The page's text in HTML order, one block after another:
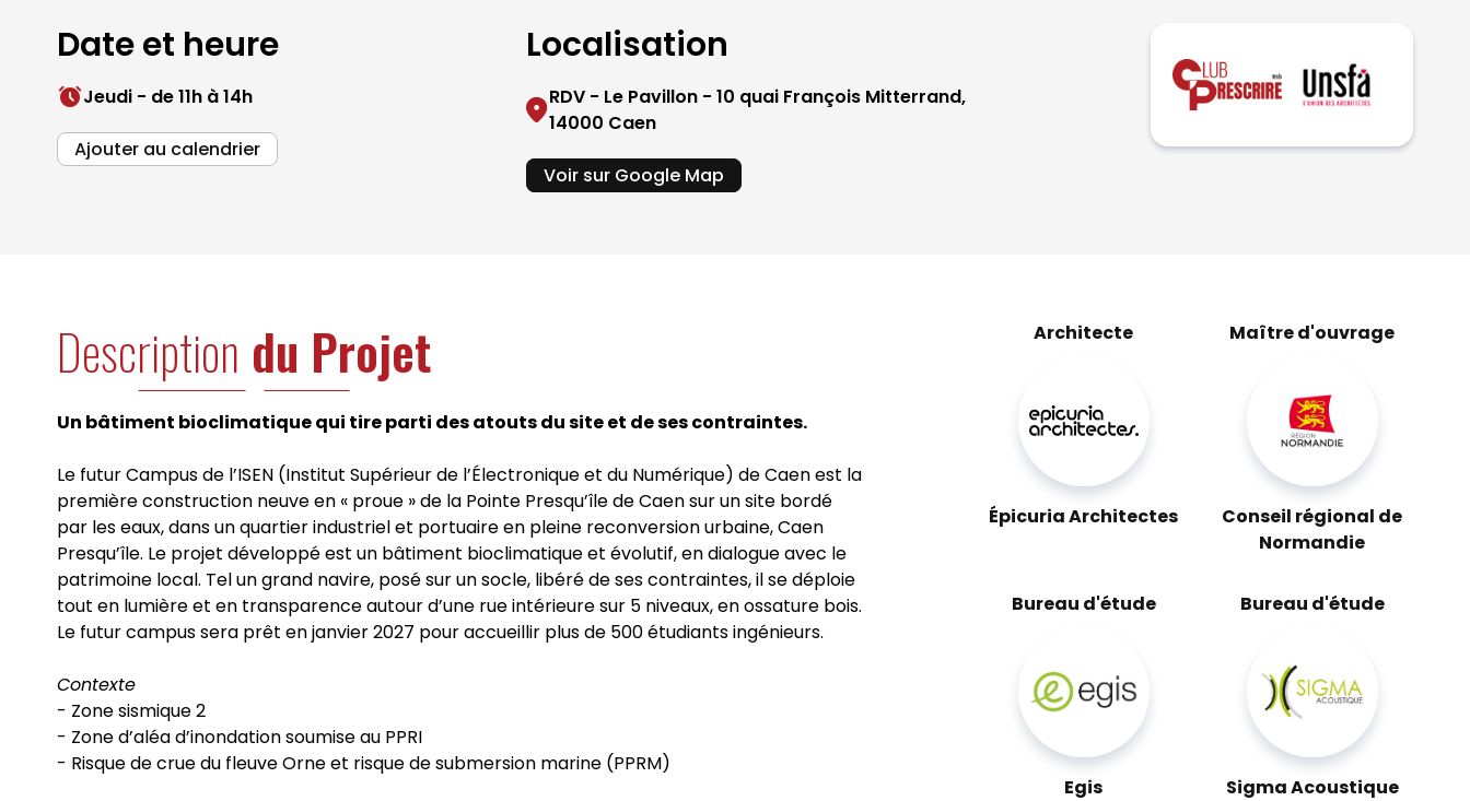
Date et heure
Jeudi - de 11h à 14h
Ajouter au calendrier
Localisation
RDV - Le Pavillon - 10 quai François Mitterrand,
14000 Caen
Voir sur Google Map
Description du Projet
Un bâtiment bioclimatique qui tire parti des atouts du site et de ses contraintes.
Le futur Campus de l’ISEN (Institut Supérieur de l’Électronique et du Numérique) de Caen est la
première construction neuve en « proue » de la Pointe Presqu’île de Caen sur un site bordé
par les eaux, dans un quartier industriel et portuaire en pleine reconversion urbaine, Caen
Presqu’île. Le projet développé est un bâtiment bioclimatique et évolutif, en dialogue avec le
patrimoine local. Tel un grand navire, posé sur un socle, libéré de ses contraintes, il se déploie
tout en lumière et en transparence autour d’une rue intérieure sur 5 niveaux, en ossature bois.
Le futur campus sera prêt en janvier 2027 pour accueillir plus de 500 étudiants ingénieurs.
Contexte
- Zone sismique 2
- Zone d’aléa d’inondation soumise au PPRI
- Risque de crue du fleuve Orne et risque de submersion marine (PPRM)
Architecte
Épicuria Architectes
Maître d'ouvrage
Conseil régional de
Normandie
Bureau d'étude
Egis
Bureau d'étude
Sigma Acoustique